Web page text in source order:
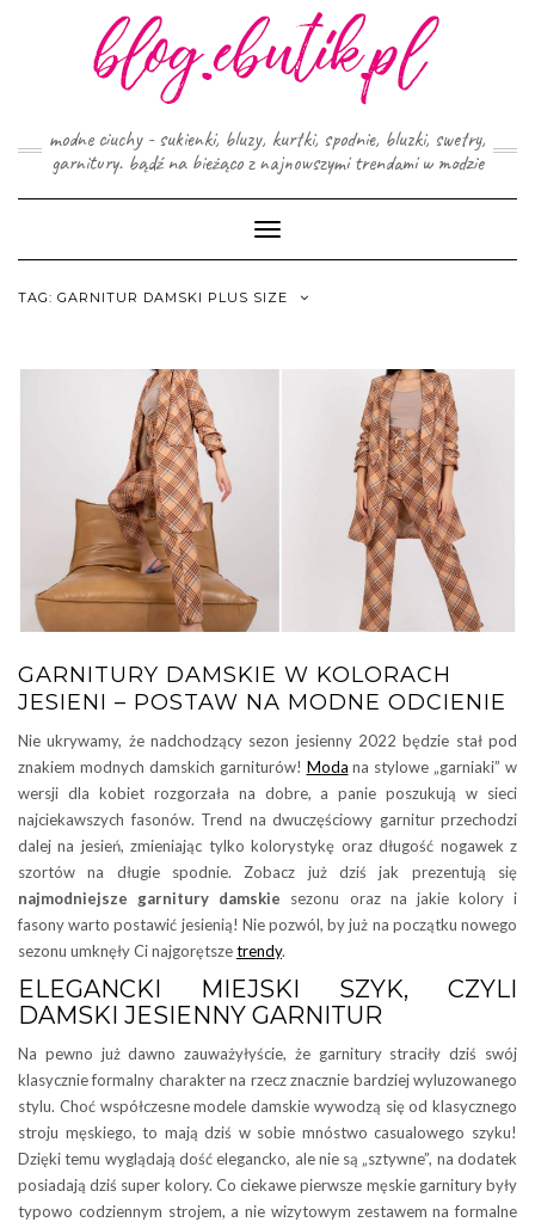
modne ciuchy - sukienki, bluzy, kurtki, spodnie, bluzki, swetry,
garnitury. bądź na bieżąco z najnowszymi trendami w modzie
Toggle
Navigation
TAG: GARNITUR DAMSKI PLUS SIZE
GARNITURY DAMSKIE W KOLORACH
JESIENI – POSTAW NA MODNE ODCIENIE
Nie ukrywamy, że nadchodzący sezon jesienny 2022 będzie stał pod
znakiem modnych damskich garniturów! Moda na stylowe „garniaki” w
wersji dla kobiet rozgorzała na dobre, a panie poszukują w sieci
najciekawszych fasonów. Trend na dwuczęściowy garnitur przechodzi
dalej na jesień, zmieniając tylko kolorystykę oraz długość nogawek z
szortów na długie spodnie. Zobacz już dziś jak prezentują się
najmodniejsze garnitury damskie sezonu oraz na jakie kolory i
fasony warto postawić jesienią! Nie pozwól, by już na początku nowego
sezonu umknęły Ci najgorętszetrendy.
ELEGANCKI MIEJSKI SZYK, CZYLI
DAMSKI JESIENNY GARNITUR
Na pewno już dawno zauważyłyście, że garnitury straciły dziś swój
klasycznie formalny charakter na rzecz znacznie bardziej wyluzowanego
stylu. Choć współczesne modele damskie wywodzą się od klasycznego
stroju męskiego, to mają dziś w sobie mnóstwo casualowego szyku!
Dzięki temu wyglądają dość elegancko, ale nie są „sztywne”, na dodatek
posiadają dziś super kolory. Co ciekawe pierwsze męskie garnitury były
typowo codziennym strojem, a nie wizytowym zestawem na formalne